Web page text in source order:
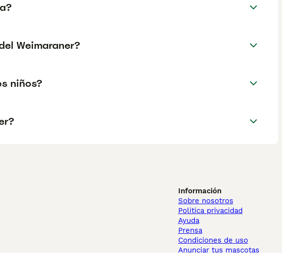
Weimaraner?
niños?
Información
Sobre nosotros
Politica privacidad
Ayuda
Prensa
Condiciones de uso
Anunciar tus mascotas